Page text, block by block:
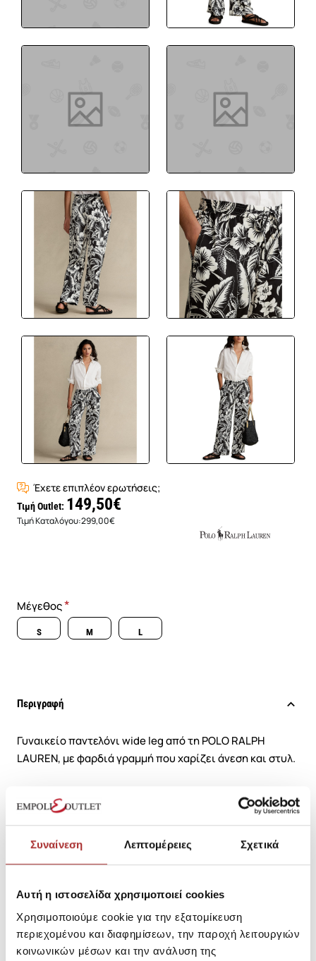
Συναίνεση Λεπτομέρειες Σχετικά
Αυτή η ιστοσελίδα χρησιμοποιεί cookies
Χρησιμοποιούμε cookie για την εξατομίκευση
περιεχομένου και διαφημίσεων, την παροχή λειτουργιών
κοινωνικών μέσων και την ανάλυση της
Έχετε επιπλέον ερωτήσεις;
Τιμή Outlet: 149,50€
Τιμή Καταλόγου:299,00€
Μέγεθος
S M L
Περιγραφή
Γυναικείο παντελόνι wide leg από τη POLO RALPH
LAUREN, με φαρδιά γραμμή που χαρίζει άνεση και στυλ.
Διαθέτει ελαστική μέση με κορδόνι για ρυθμιζόμενη
εφαρμογή, ενώ το τροπικό floral μοτίβο προσδίδει
εύκολα με απλά tops και σανδάλια.
Μεγεθολόγιο
SKU: 21162754001-0